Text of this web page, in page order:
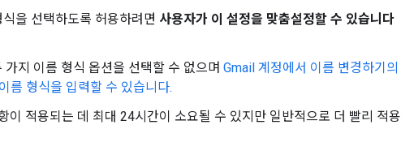
을 선택하도록 허용하려면 사용자가 이 설정을 맞춤설정할 수 있습니다
지 이름 형식 옵션을 선택할 수 없으며 Gmail 계정에서 이름 변경하기의
름 형식을 입력할 수 있습니다.
이 적용되는 데 최대 24시간이 소요될 수 있지만 일반적으로 더 빨리 적용